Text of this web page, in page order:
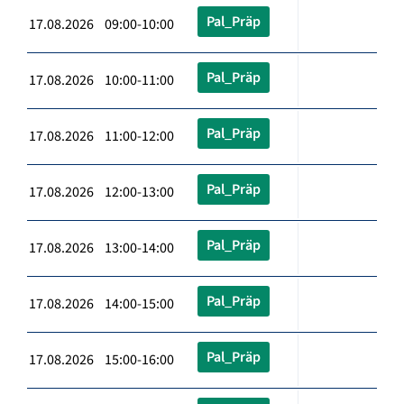
17.08.2026 09:00-10:00 Pal_Präp
17.08.2026 10:00-11:00 Pal_Präp
17.08.2026 11:00-12:00 Pal_Präp
17.08.2026 12:00-13:00 Pal_Präp
17.08.2026 13:00-14:00 Pal_Präp
17.08.2026 14:00-15:00 Pal_Präp
17.08.2026 15:00-16:00 Pal_Präp